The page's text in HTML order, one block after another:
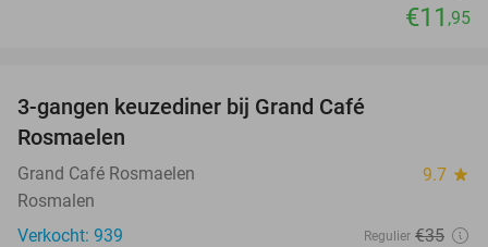
€11 ,95
3-gangen keuzediner bij Grand Café
Rosmaelen
Grand Café Rosmaelen 9.7 star
Rosmalen
Verkocht: 939
Regulier €35